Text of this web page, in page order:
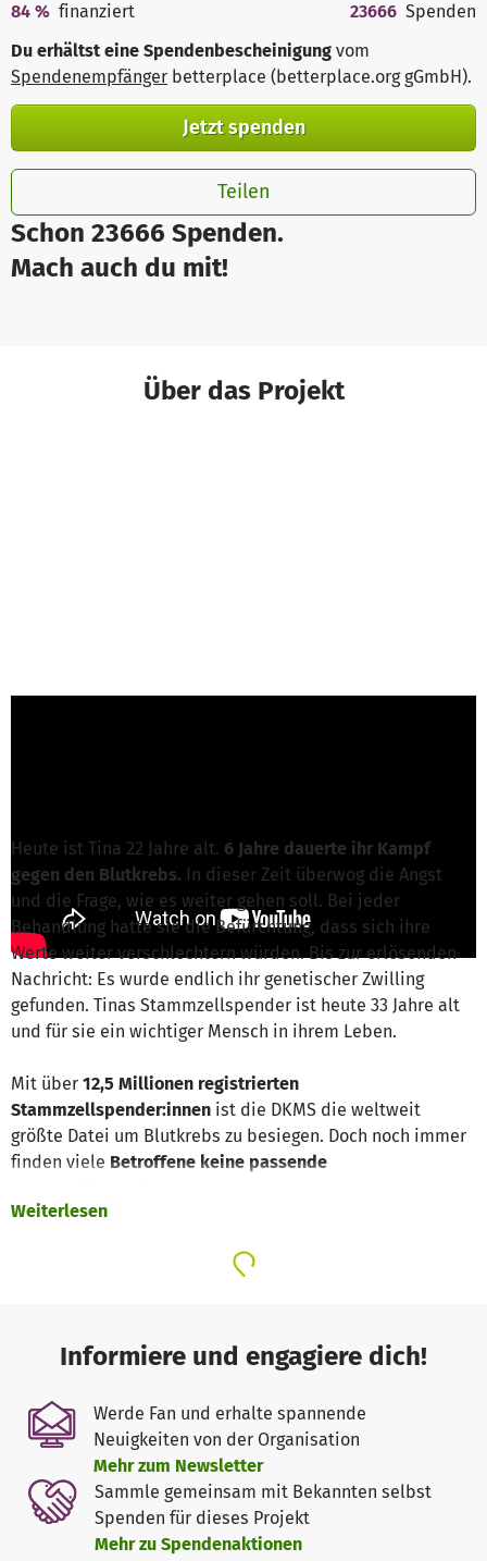
Schon 23666 Spenden.
Mach auch du mit!
84 % finanziert 23666 Spenden
Du erhältst eine Spendenbescheinigung vom
Spendenempfänger betterplace (betterplace.org gGmbH).
Jetzt spenden
Teilen
Über das Projekt
Heute ist Tina 22 Jahre alt. 6 Jahre dauerte ihr Kampf
gegen den Blutkrebs. In dieser Zeit überwog die Angst
und die Frage, wie es weiter gehen soll. Bei jeder
Behandlung hatte sie die Befürchtung, dass sich ihre
Werte weiter verschlechtern würden. Bis zur erlösenden
Nachricht: Es wurde endlich ihr genetischer Zwilling
gefunden. Tinas Stammzellspender ist heute 33 Jahre alt
und für sie ein wichtiger Mensch in ihrem Leben.
Mit über 12,5 Millionen registrierten
Stammzellspender:innen ist die DKMS die weltweit
größte Datei um Blutkrebs zu besiegen. Doch noch immer
finden viele Betroffene keine passende
eine Stammzelltransplantation angewiesen sind, diese
Alle 12 Minuten erhält in Deutschland ein Mensch die
niederschmetternde Diagnose Blutkrebs, weltweit alle 27
Sekunden. Blutkrebs ist die häufigste Form von Krebs bei
Kindern. Viele Patient:innen können ohne eine
lebensrettende Stammzellspende nicht überleben, und
mit der Suche nach geeigneten Spender:innen beginnt
immer auch ein Wettlauf gegen die Zeit. Je schneller ein
„Match“ gefunden wird, desto größer sind die
Überlebenschancen der Patient:innen.
Weiterlesen
Informiere und engagiere dich!
Werde Fan und erhalte spannende
Neuigkeiten von der Organisation
Mehr zum Newsletter
Sammle gemeinsam mit Bekannten selbst
Spenden für dieses Projekt
Mehr zu Spendenaktionen